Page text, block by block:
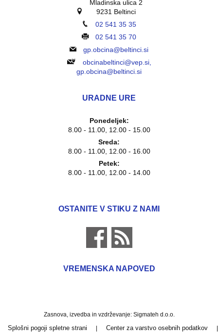
Mladinska ulica 2
9231 Beltinci
02 541 35 35
02 541 35 70
gp.obcina@beltinci.si
obcinabeltinci@vep.si,
gp.obcina@beltinci.si
URADNE URE
Ponedeljek:
8.00 - 11.00, 12.00 - 15.00
Sreda:
8.00 - 11.00, 12.00 - 16.00
Petek:
8.00 - 11.00, 12.00 - 14.00
OSTANITE V STIKU Z NAMI
VREMENSKA NAPOVED
Zasnova, izvedba in vzdrževanje: Sigmateh d.o.o.
Splošni pogoji spletne strani Center za varstvo osebnih podatkov